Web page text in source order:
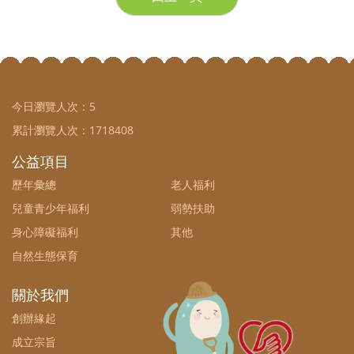
今日瀏覽人次： 5
累計瀏覽人次： 1718408
公益項目
歷年彙總
老人福利
兒童青少年福利
弱勢扶助
身心障礙福利
其他
自然生態保育
關於我們
創辦緣起
成立宗旨